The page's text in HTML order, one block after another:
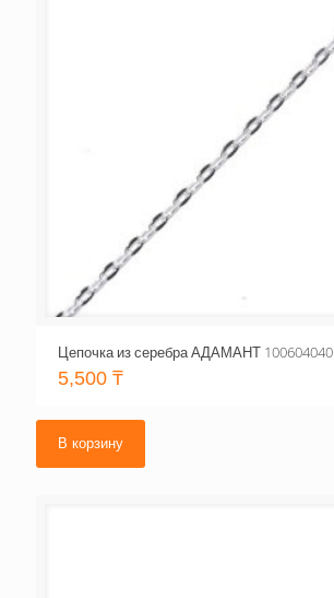
Цепочка из серебра АДАМАНТ 100604040
5,500 ₸
В корзину